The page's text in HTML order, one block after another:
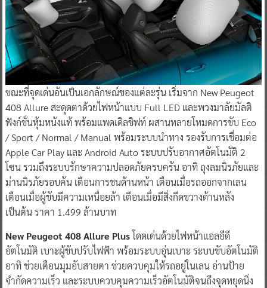
ขณะที่จุดเด่นอันเป็นเอกลักษณ์ของแต่ละรุ่น เริ่มจาก New Peugeot
408 Allure สะดุดตาด้วยไฟหน้าแบบ Full LED และพวงมาลัยมัลติ
ฟังก์ชั่นหุ้มหนังแท้ พร้อมแพดเดิลชิฟท์ ผสานหลายโหมดการขับ Eco
/ Sport / Normal / Manual พร้อมระบบนำทาง รองรับการเชื่อมต่อ
Apple Car Play และ Android Auto ระบบปรับอากาศอัตโนมัติ 2
โซน รวมถึงระบบรักษาความปลอดภัยครบครัน อาทิ ถุงลมนิรภัยและ
ม่านนิรภัยรอบคัน เตือนการชนด้านหน้า เตือนเมื่อรถออกจากเลน
เตือนเมื่อผู้ขับมีความเหนื่อยล้า เตือนเมื่อมีสิ่งกีดขวางด้านหลัง
เป็นต้น ราคา 1.499 ล้านบาท
New Peugeot 408 Allure Plusโดดเด่นด้วยไฟหน้าแอลอีดี
อัตโนมัติ เบาะผู้ขับปรับไฟฟ้า พร้อมระบบอุ่นเบาะ ระบบขับอัตโนมัติ
อาทิ ช่วยเตือนมุมอับสายตา ช่วยควบคุมให้รถอยู่ในเลน อ่านป้าย
จำกัดความเร็ว และระบบควบคุมความเร็วอัตโนมัติจนถึงจุดหยุดนิ่ง